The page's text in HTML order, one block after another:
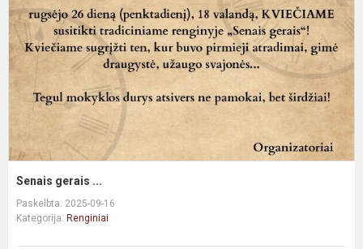
Senais gerais ...
Paskelbta: 2025-09-16
Kategorija: Renginiai